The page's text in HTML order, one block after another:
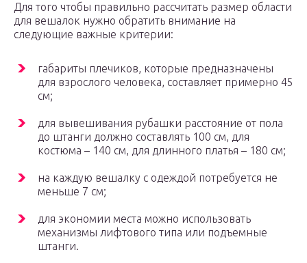
Для того чтобы правильно рассчитать размер области
для вешалок нужно обратить внимание на
следующие важные критерии:
габариты плечиков, которые предназначены
для взрослого человека, составляет примерно 45
см;
для вывешивания рубашки расстояние от пола
до штанги должно составлять 100 см, для
костюма – 140 см, для длинного платья – 180 см;
на каждую вешалку с одеждой потребуется не
меньше 7 см;
для экономии места можно использовать
механизмы лифтового типа или подъемные
штанги.